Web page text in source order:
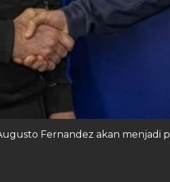
Fernandez akan menjadi